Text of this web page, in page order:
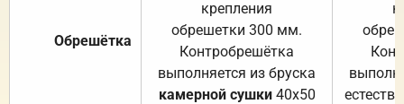
Обрешётка
крепления
обрешетки 300 мм.
Контробрешётка
выполняется из бруска
камерной сушки40х50